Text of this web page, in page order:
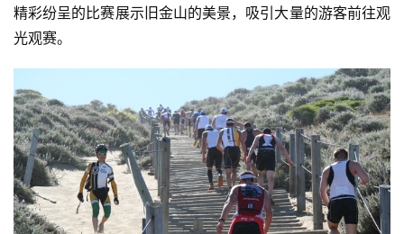
观
察
备
训
练
视
精彩纷呈的比赛展示旧金山的美景，吸引大量的游客前往观
光观赛。